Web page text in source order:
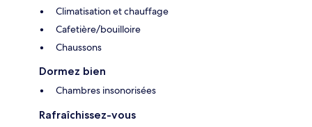
Climatisation et chauffage
Cafetière/bouilloire
Chaussons
Dormez bien
Chambres insonorisées
Rafraîchissez-vous